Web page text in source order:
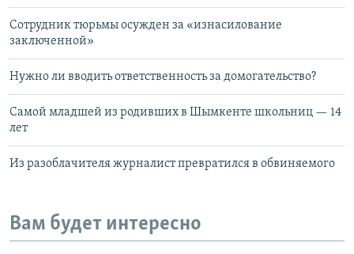
Сотрудник тюрьмы осужден за «изнасилование
заключенной»
Нужно ли вводить ответственность за домогательство?
Самой младшей из родивших в Шымкенте школьниц — 14
лет
Из разоблачителя журналист превратился в обвиняемого
Вам будет интересно